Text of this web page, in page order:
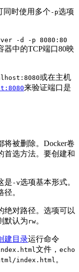
同时使用多个 -p选项
-d -p 8080:80
器中的TCP端口80映
或在主机
来验证端口是
将被删除。Docker卷
首选方法。要创建和
是 -v选项基本形式。
。
绝对路径。选项可以
默认为rw。
建目录运行命令
文件， echo
index.html 。